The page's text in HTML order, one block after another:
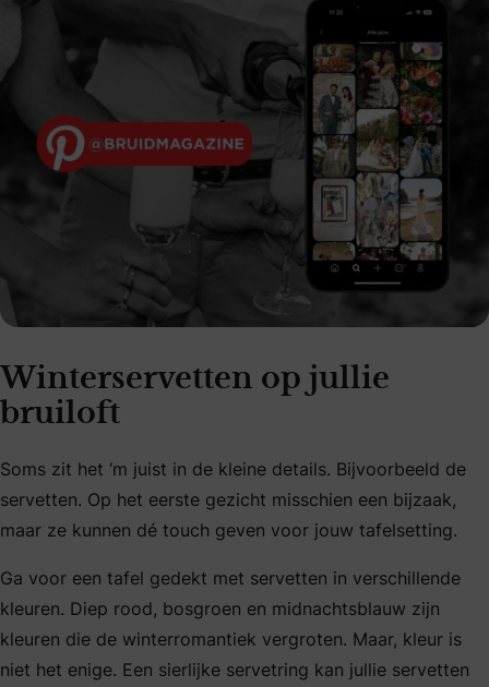
Winterservetten op jullie
bruiloft
Soms zit het ‘m juist in de kleine details. Bijvoorbeeld de
servetten. Op het eerste gezicht misschien een bijzaak,
maar ze kunnen dé touch geven voor jouw tafelsetting.
Ga voor een tafel gedekt met servetten in verschillende
kleuren. Diep rood, bosgroen en midnachtsblauw zijn
kleuren die de winterromantiek vergroten. Maar, kleur is
niet het enige. Een sierlijke servetring kan jullie servetten